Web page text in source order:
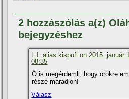
2 hozzászólás a(z)
bejegyzéshez
L.I. alias kispufi on2015. január
08:35
Ő is megérdemli, hogy örökre
része maradjon!
Válasz